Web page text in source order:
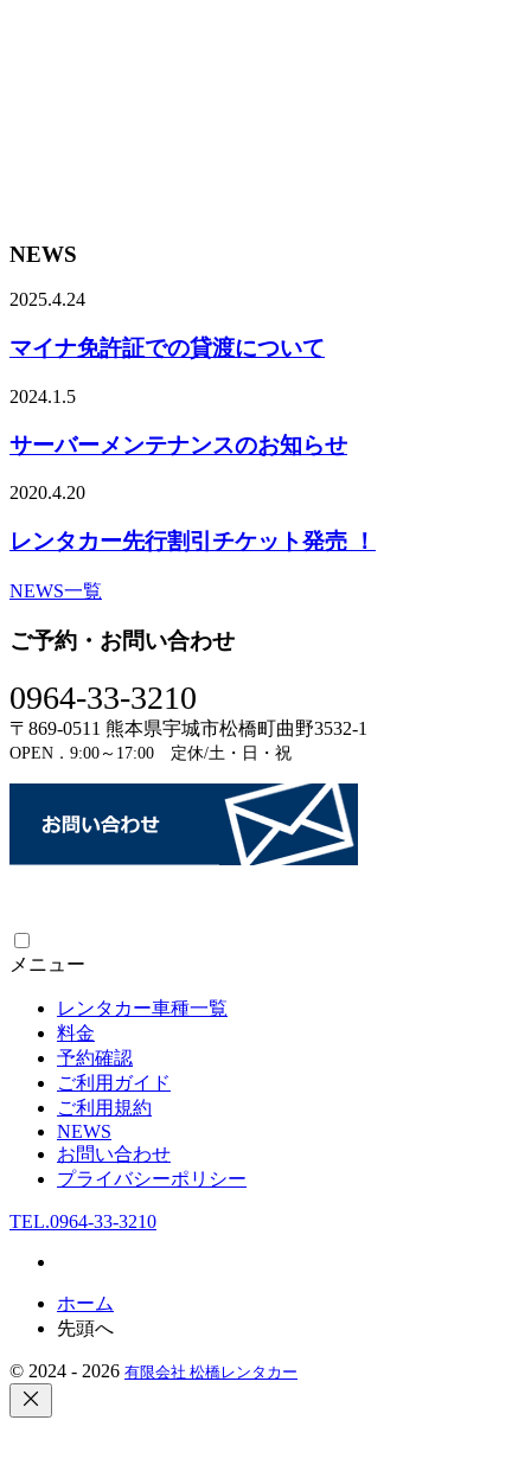
NEWS
2025.4.24
マイナ免許証での貸渡について
2024.1.5
サーバーメンテナンスのお知らせ
2020.4.20
レンタカー先行割引チケット発売 ！
NEWS一覧
ご予約・お問い合わせ
0964-33-3210
〒869-0511 熊本県宇城市松橋町曲野3532-1
OPEN．9:00～17:00 定休/土・日・祝
メニュー
レンタカー車種一覧
料金
予約確認
ご利用ガイド
ご利用規約
NEWS
お問い合わせ
プライバシーポリシー
TEL.0964-33-3210
ホーム
先頭へ
© 2024 - 2026 有限会社 松橋レンタカー